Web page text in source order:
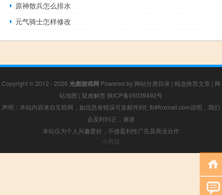
原神散兵怎么排水
元气骑士怎样修改
Copyright © 2012 - 2026 光彪游戏网 Powered by 网站分类目录 | 精选推荐文章 | 网
站地图 | 疑难解答 陕ICP备05039492号
声明：本站内容来自互联网，如信息有错误可发邮件到f_fb#foxmail.com说明，我们
会及时纠正，谢谢
本站仅为个人兴趣爱好，不接盈利性广告及商业合作
小男孩